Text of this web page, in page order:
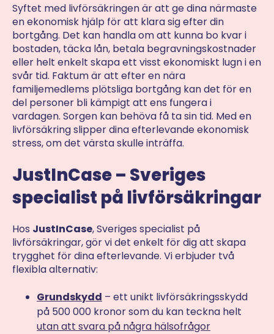
Syftet med livförsäkringen är att ge dina närmaste
en ekonomisk hjälp för att klara sig efter din
bortgång. Det kan handla om att kunna bo kvar i
bostaden, täcka lån, betala begravningskostnader
eller helt enkelt skapa ett visst ekonomiskt lugn i en
svår tid. Faktum är att efter en nära
familjemedlems plötsliga bortgång kan det för en
del personer bli kämpigt att ens fungera i
vardagen. Sorgen kan behöva få ta sin tid. Med en
livförsäkring slipper dina efterlevande ekonomisk
stress, om det värsta skulle inträffa.
JustInCase – Sveriges
specialist på livförsäkringar
Hos JustInCase, Sveriges specialist på
livförsäkringar, gör vi det enkelt för dig att skapa
trygghet för dina efterlevande. Vi erbjuder två
flexibla alternativ:
Grundskydd – ett unikt livförsäkringsskydd
på 500 000 kronor som du kan teckna helt
utan att svara på några hälsofrågor